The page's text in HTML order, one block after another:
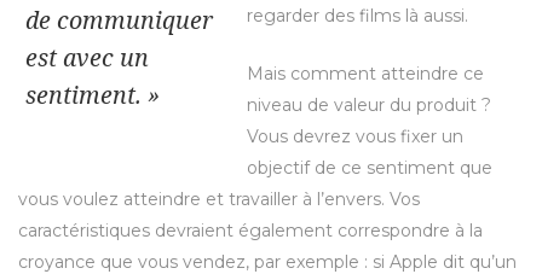
de communiquer
est avec un
sentiment. »
regarder des films là aussi.
Mais comment atteindre ce
niveau de valeur du produit ?
Vous devrez vous fixer un
objectif de ce sentiment que
vous voulez atteindre et travailler à l’envers. Vos
caractéristiques devraient également correspondre à la
croyance que vous vendez, par exemple : si Apple dit qu’un